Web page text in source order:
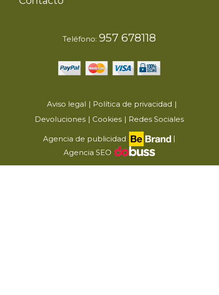
Teléfono: 957 678118
Aviso legal
Política de privacidad
Devoluciones
Cookies Redes Sociales
Agencia de publicidad
|
Agencia SEO